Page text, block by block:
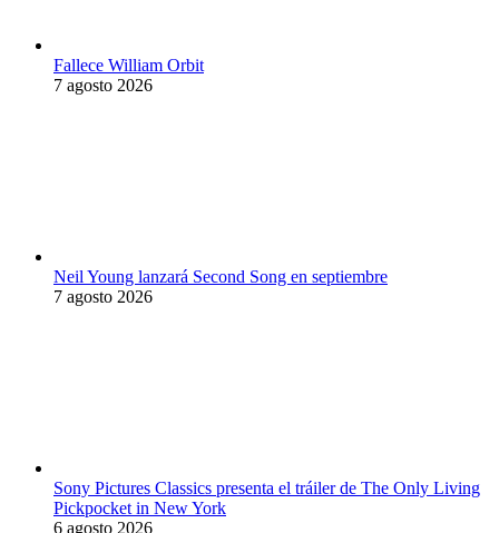
Fallece William Orbit
7 agosto 2026
Neil Young lanzará Second Song en septiembre
7 agosto 2026
Sony Pictures Classics presenta el tráiler de The Only Living
Pickpocket in New York
6 agosto 2026